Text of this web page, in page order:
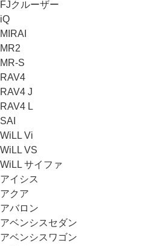
FJクルーザー
iQ
MIRAI
MR2
MR-S
RAV4
RAV4 J
RAV4 L
SAI
WiLL Vi
WiLL VS
WiLL サイファ
アイシス
アクア
アバロン
アベンシスセダン
アベンシスワゴン